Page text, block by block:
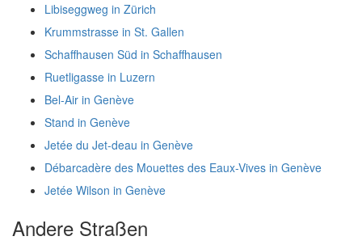
Libiseggweg in Zürich
Krummstrasse in St. Gallen
Schaffhausen Süd in Schaffhausen
Ruetligasse in Luzern
Bel-Air in Genève
Stand in Genève
Jetée du Jet-deau in Genève
Débarcadère des Mouettes des Eaux-Vives in Genève
Jetée Wilson in Genève
Andere Straßen